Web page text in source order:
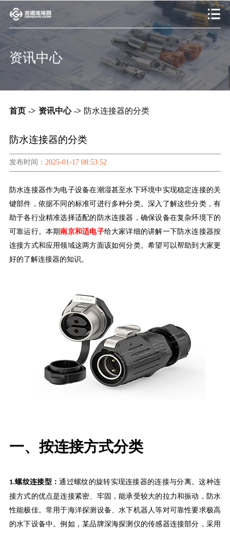
资讯中心
首页 -> 资讯中心 -> 防水连接器的分类
防水连接器的分类
发布时间： 2025-01-17 08:53:52
防水连接器作为电子设备在潮湿甚至水下环境中实现稳定连接的关
键部件，依据不同的标准可进行多种分类。深入了解这些分类，有
助于各行业精准选择适配的防水连接器，确保设备在复杂环境下的
可靠运行。本期南京和适电子给大家详细的讲解一下防水连接器按
连接方式和应用领域这两方面该如何分类。希望可以帮助到大家更
好的了解连接器的知识。
一、按连接方式分类
1.螺纹连接型：通过螺纹的旋转实现连接器的连接与分离。这种连
接方式的优点是连接紧密、牢固，能承受较大的拉力和振动，防水
性能极佳。常用于海洋探测设备、水下机器人等对可靠性要求极高
的水下设备中。例如，某品牌深海探测仪的传感器连接部分，采用